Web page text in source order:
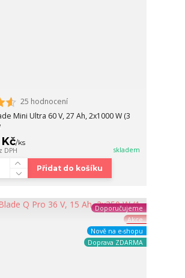
25 hodnocení
Mini Ultra 60 V, 27 Ah, 2x1000 W (3
/ks
DPH skladem
Přidat do košíku
Doporučujeme
Akce
Nově na e-shopu
Doprava ZDARMA